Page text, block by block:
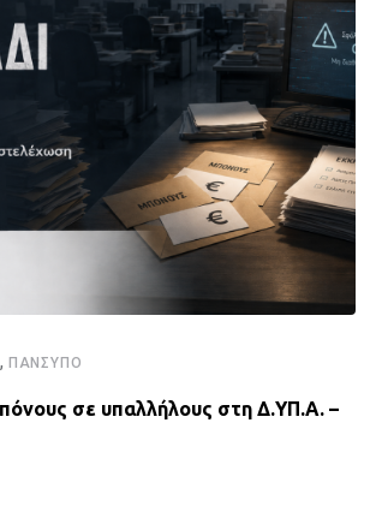
, ΠΑΝΣΥΠΟ
σε υπαλλήλους στη Δ.ΥΠ.Α. –